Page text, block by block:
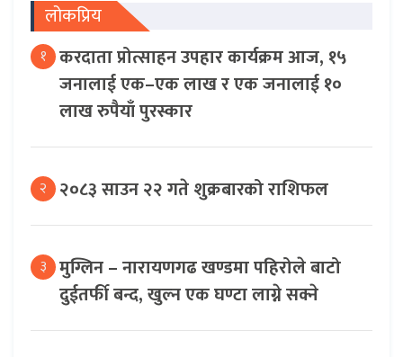
लोकप्रिय
१ करदाता प्रोत्साहन उपहार कार्यक्रम आज, १५
जनालाई एक–एक लाख र एक जनालाई १०
लाख रुपैयाँ पुरस्कार
२ २०८३ साउन २२ गते शुक्रबारको राशिफल
३ मुग्लिन – नारायणगढ खण्डमा पहिरोले बाटो
दुईतर्फी बन्द, खुल्न एक घण्टा लाग्ने सक्ने